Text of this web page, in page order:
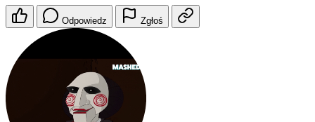
Odpowiedz Zgłoś